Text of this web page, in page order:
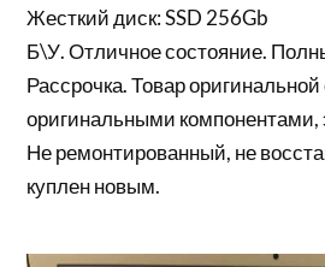
Жесткий диск: SSD 256Gb
Б\У. Отличное состояние.
Рассрочка. Товар
оригинальными компонентами,
Не ремонтированный, не
куплен новым.